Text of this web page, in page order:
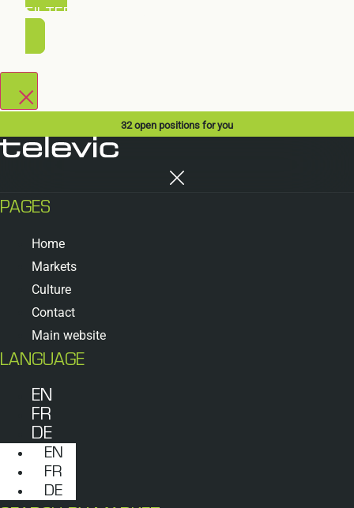
FILTER ANWENDEN
32open positions for you
PAGES
Home
Markets
Culture
Contact
Main website
LANGUAGE
EN
FR
DE
EN
FR
DE